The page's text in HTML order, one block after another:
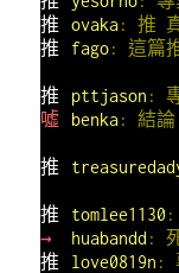
推
ovaka: 推
推
fago: 這篇
推
pttjason :
噓
benka: 結論
推
推
tomlee1130 :
→
huabandd :
推
love0819n :